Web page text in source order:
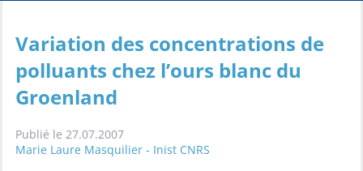
Variation des concentrations de
polluants chez l’ours blanc du
Groenland
Publié le 27.07.2007
Marie Laure Masquilier - Inist CNRS